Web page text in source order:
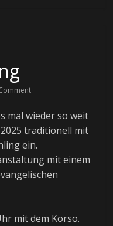
mal wieder so weit
traditionell mit
ein.
mit einem
mit dem Korso.